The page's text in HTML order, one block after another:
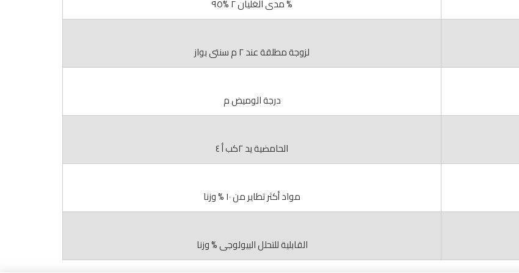
% مدى الغليان ٢ %٩٥
لزوجة مطلقة عند ٢ م سنتى بواز
درجة الوميض م
الحامضية يد ٢كب أ ٤
مواد أكثر تطاير من ١٠ % وزنا
القابلية للتحلل البيولوجى % وزنا